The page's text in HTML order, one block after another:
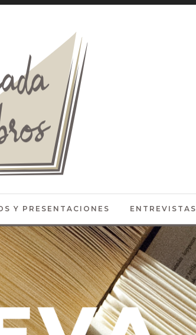
Y PRESENTACIONES ENTREVISTAS